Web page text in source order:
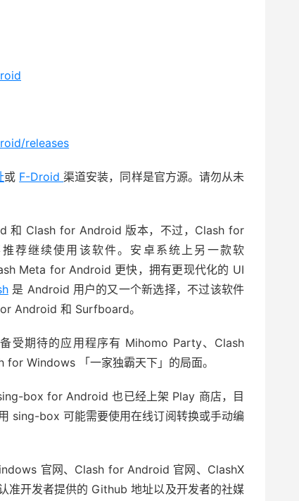
releases
或 F-Droid 渠道安装，同样是官方源。请勿从未
和 Clash for Android 版本，不过，Clash for
荐继续使用该软件。安卓系统上另一款软
Meta for Android 更快，拥有更现代化的 UI
是 Android 用户的又一个新选择，不过该软件
Android 和 Surfboard。
受期待的应用程序有 Mihomo Party、Clash
Windows 「一家独霸天下」的局面。
box for Android 也已经上架 Play 商店，目
sing-box 可能需要使用在线订阅转换或手动编
官网、Clash for Android 官网、ClashX
准开发者提供的 Github 地址以及开发者的社媒